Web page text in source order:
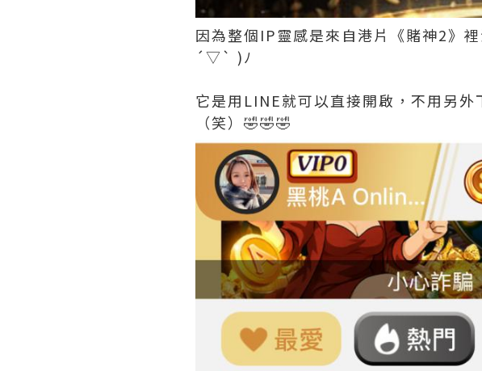
因為整個IP靈感是來自港片《賭神2》
´▽` )ﾉ
它是用LINE就可以直接開啟，不用另
（笑）🤣🤣🤣